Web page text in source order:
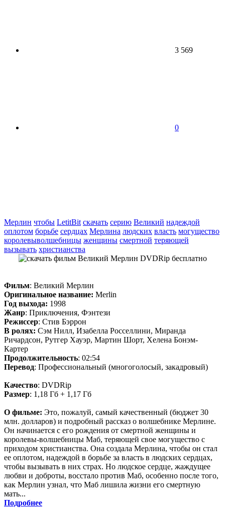
3 569
0
Мерлин чтобы LetitBit скачать серию Великий надеждой
оплотом борьбе сердцах Мерлина людских власть могущество
королевыволшебницы женщины смертной теряющей
вызывать христианства
Фильм: Великий Мерлин
Оригинальное название: Merlin
Год выхода: 1998
Жанр: Приключения, Фэнтези
Режиссер: Стив Бэррон
В ролях: Сэм Нилл, Изабелла Росселлини, Миранда
Ричардсон, Рутгер Хауэр, Мартин Шорт, Хелена Бонэм-
Картер
Продолжительность: 02:54
Перевод: Профессиональный (многоголосый, закадровый)
Качество: DVDRip
Размер: 1,18 Гб + 1,17 Гб
О фильме: Это, пожалуй, самый качественный (бюджет 30
млн. долларов) и подробный рассказ о волшебнике Мерлине.
Он начинается с его рождения от смертной женщины и
королевы-волшебницы Маб, теряющей свое могущество с
приходом христианства. Она создала Мерлина, чтобы он стал
ее оплотом, надеждой в борьбе за власть в людских сердцах,
чтобы вызывать в них страх. Но людское сердце, жаждущее
любви и доброты, восстало против Маб, особенно после того,
как Мерлин узнал, что Маб лишила жизни его смертную
мать...
Подробнее